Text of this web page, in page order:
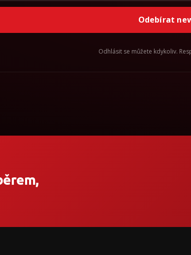
Odebírat
Odhlásit se můžete kdykoliv.